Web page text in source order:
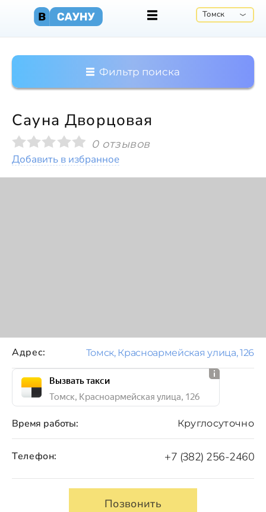
Томск
Фильтр поиска
Сауна Дворцовая
0 отзывов
Добавить в избранное
Время работы: Круглосуточно
Телефон: +7 (382) 256-2460
Позвонить
Адрес: Томск, Красноармейская улица, 126
Вызвать такси
Томск, Красноармейская улица, 126